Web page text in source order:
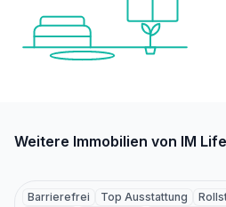
Weitere Immobilien von IM
Barrierefrei Top Ausstattung